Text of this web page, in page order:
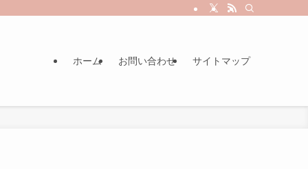
ホーム お問い合わせ サイトマップ